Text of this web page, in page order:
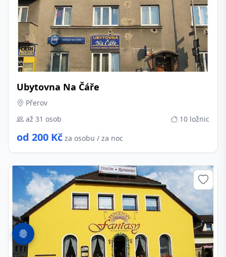
Ubytovna Na Čáře
Přerov
až 31 osob
10 ložnic
od 200 Kč za osobu / za noc